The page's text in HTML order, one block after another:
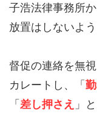
子浩法律事務所か
放置はしないよ
督促の連絡を無
カレートし、「
「 差し押さえ 」